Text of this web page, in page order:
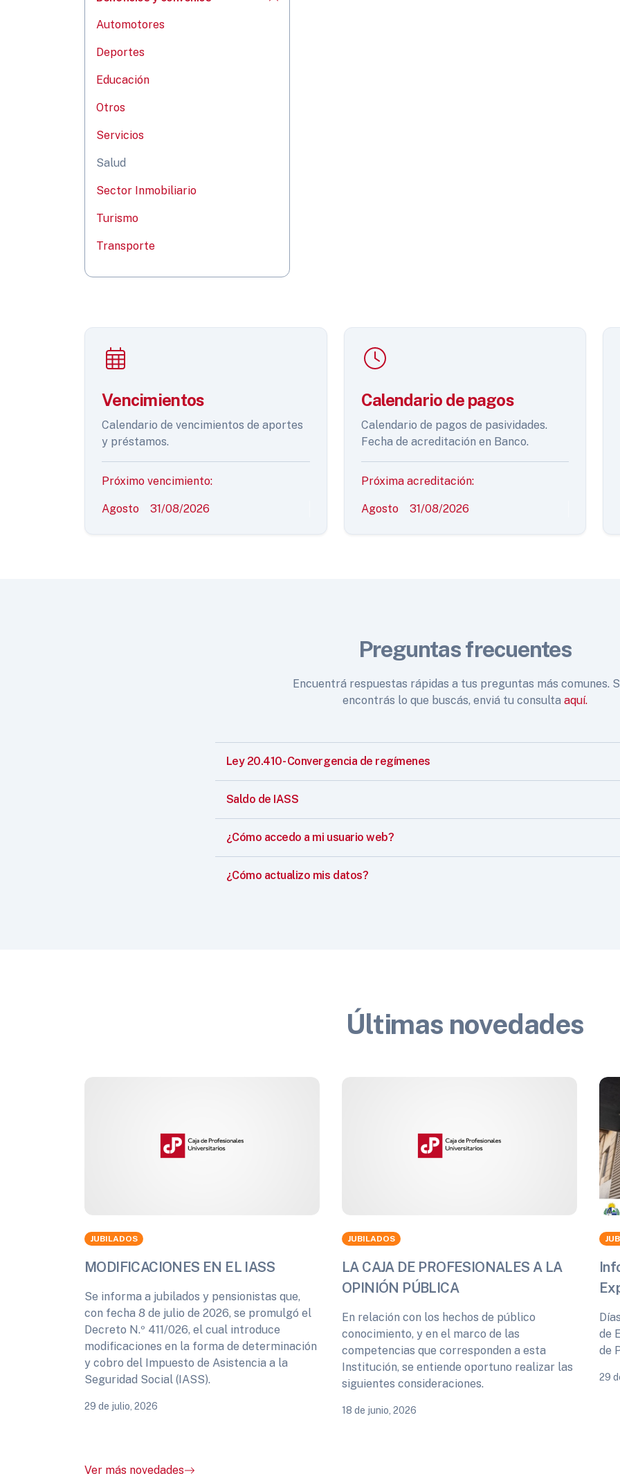
Automotores
Deportes
Educación
Otros
Servicios
Salud
Sector Inmobiliario
Turismo
Transporte
Vencimientos
Calendario de vencimientos de aportes
y préstamos.
Próximo vencimiento:
Agosto 31/08/2026
Calendario de pagos
Calendario de pagos de pasividades.
Fecha de acreditación en Banco.
Próxima acreditación:
Agosto 31/08/2026
Preguntas frecuentes
Encuentrá respuestas rápidas a tus preguntas más comunes.
encontrás lo que buscás, enviá tu consulta aquí.
Ley 20.410- Convergencia de regímenes
Saldo de IASS
¿Cómo accedo a mi usuario web?
¿Cómo actualizo mis datos?
Últimas novedades
JUBILADOS
MODIFICACIONES EN EL IASS
Se informa a jubilados y pensionistas que,
con fecha 8 de julio de 2026, se promulgó el
Decreto N.º 411/026, el cual introduce
modificaciones en la forma de determinación
y cobro del Impuesto de Asistencia a la
Seguridad Social (IASS).
29 de julio, 2026
JUBILADOS
LA CAJA DE PROFESIONALES A LA
OPINIÓN PÚBLICA
En relación con los hechos de público
conocimiento, y en el marco de las
competencias que corresponden a esta
Institución, se entiende oportuno realizar las
siguientes consideraciones.
18 de junio, 2026
de
de
29
Ver más novedades